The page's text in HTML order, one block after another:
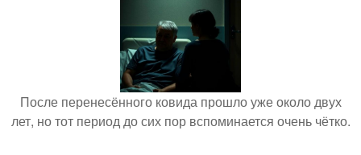
После перенесённого ковида прошло уже около двух
лет, но тот период до сих пор вспоминается очень чётко.